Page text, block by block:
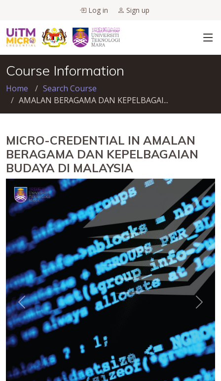
Log in Sign up
Course Information
Home
Search Course
AMALAN BERAGAMA DAN KEPELBAGAI...
MICRO-CREDENTIAL IN AMALAN
BERAGAMA DAN KEPELBAGAIAN
BUDAYA DI MALAYSIA
Previous Next